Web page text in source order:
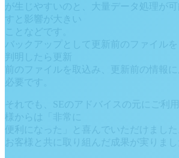
が生じやすいのと、大量データ処理が
すと影響が大きい
ことなどです。
バックアップとして更新前のファイル
判明したら更新
前のファイルを取込み、更新前の情報
必要です。
それでも、SEのアドバイスの元にご利
様からは「非常に
便利になった」と喜んでいただけました
お客様と共に取り組んだ成果が実りまし